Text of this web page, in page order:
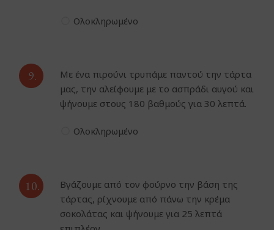
Ολοκληρωμένο
9.
Με ένα πιρούνι τρυπάμε παντού την τάρτα
μας, την αλείφουμε με το ασπράδι αυγού και
ψήνουμε στους 180 βαθμούς για 30 λεπτά.
Ολοκληρωμένο
10.
Βγάζουμε από τον φούρνο την βάση της
τάρτας, ρίχνουμε από πάνω την κρέμα
σοκολάτας και ψήνουμε για 25 λεπτά